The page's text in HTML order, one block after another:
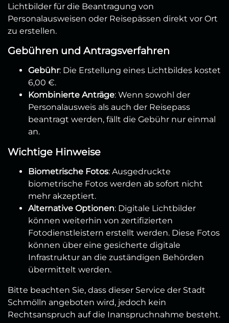
Lichtbilder für die Beantragung von
Personalausweisen oder Reisepässen direkt vor Ort
zu erstellen.
Gebühren und Antragsverfahren
Gebühr: Die Erstellung eines Lichtbildes kostet
6,00 €.
Kombinierte Anträge: Wenn sowohl der
Personalausweis als auch der Reisepass
beantragt werden, fällt die Gebühr nur einmal
an.
Wichtige Hinweise
Biometrische Fotos: Ausgedruckte
biometrische Fotos werden ab sofort nicht
mehr akzeptiert.
Alternative Optionen: Digitale Lichtbilder
können weiterhin von zertifizierten
Fotodienstleistern erstellt werden. Diese Fotos
können über eine gesicherte digitale
Infrastruktur an die zuständigen Behörden
übermittelt werden.
Bitte beachten Sie, dass dieser Service der Stadt
Schmölln angeboten wird, jedoch kein
Rechtsanspruch auf die Inanspruchnahme besteht.